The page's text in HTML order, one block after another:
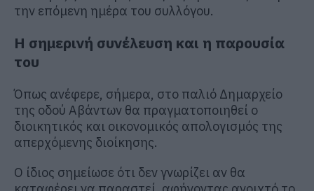
την επόμενη ημέρα του συλλόγου.
Η σημερινή συνέλευση και η παρουσία
του
Όπως ανέφερε, σήμερα, στο παλιό Δημαρχείο
της οδού Αβάντων θα πραγματοποιηθεί ο
διοικητικός και οικονομικός απολογισμός της
απερχόμενης διοίκησης.
Ο ίδιος σημείωσε ότι δεν γνωρίζει αν θα